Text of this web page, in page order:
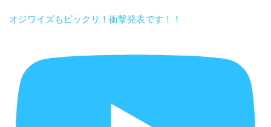
オジワイズもビックリ！衝撃発表です！！